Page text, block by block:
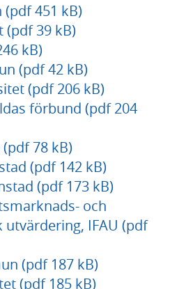
451 kB)
(pdf 39 kB)
kB)
(pdf 42 kB)
(pdf 206 kB)
förbund (pdf 204
78 kB)
(pdf 142 kB)
(pdf 173 kB)
och
IFAU (pdf
(pdf 187 kB)
(pdf 185 kB)